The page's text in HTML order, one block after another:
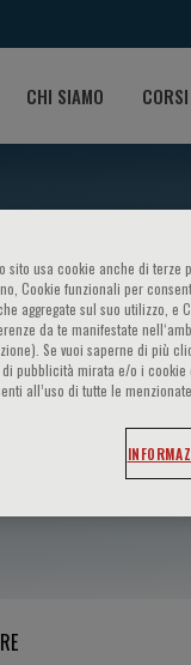
CHI SIAMO
sito usa cookie anche di terze
Cookie funzionali per
aggregate sul suo utilizzo,
da te manifestate
Se vuoi saperne di più
pubblicità mirata e/o i cookie
all’uso di tutte le